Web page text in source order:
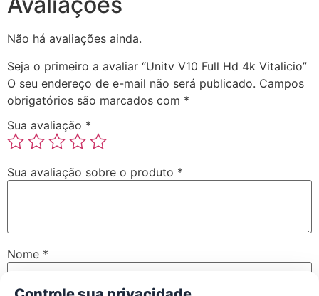
Não há avaliações ainda.
Seja o primeiro a avaliar “Unitv V10 Full Hd 4k Vitalicio”
O seu endereço de e-mail não será publicado. Campos
obrigatórios são marcados com *
Sua avaliação *
Sua avaliação sobre o produto *
Nome *